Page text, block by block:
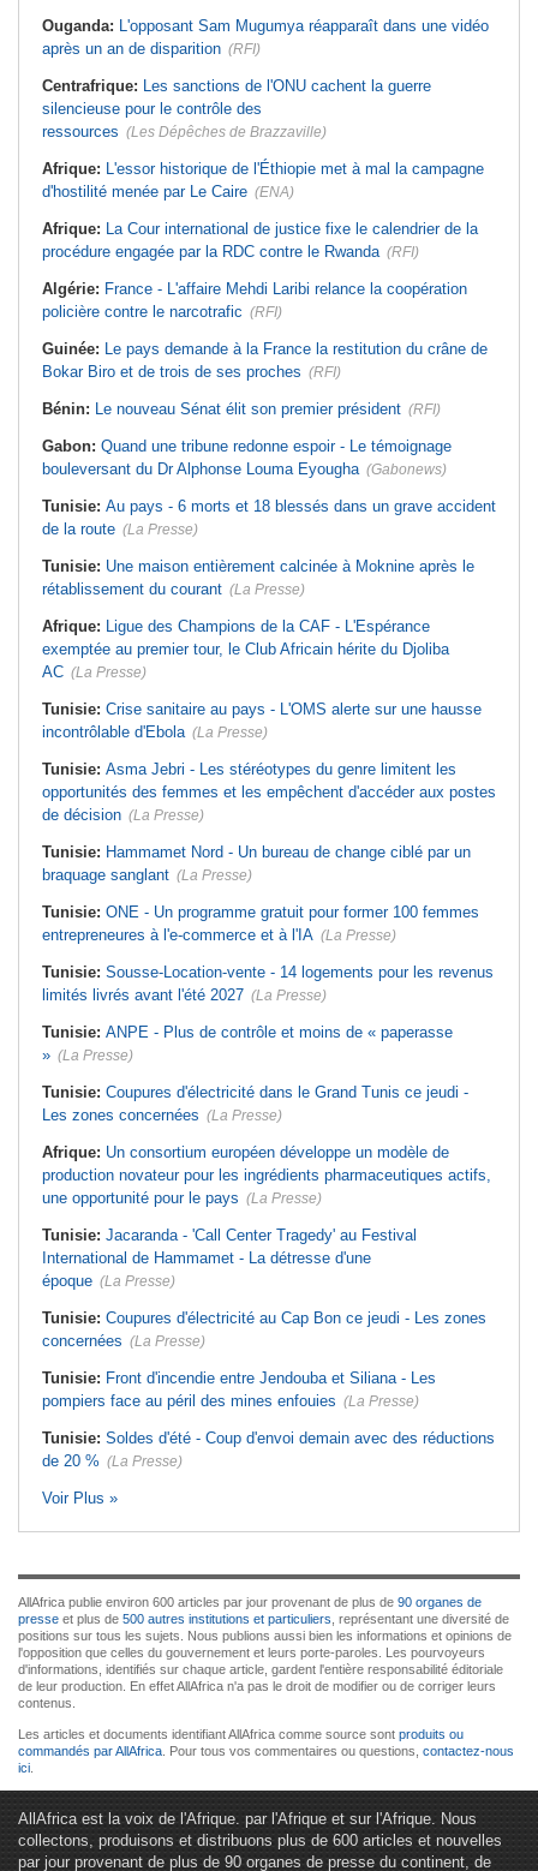
Ouganda: L'opposant Sam Mugumya réapparaît dans une vidéo
après un an de disparition (RFI)
Centrafrique: Les sanctions de l'ONU cachent la guerre
silencieuse pour le contrôle des
ressources (Les Dépêches de Brazzaville)
Afrique: L'essor historique de l'Éthiopie met à mal la campagne
d'hostilité menée par Le Caire (ENA)
Afrique: La Cour international de justice fixe le calendrier de la
procédure engagée par la RDC contre le Rwanda (RFI)
Algérie: France - L'affaire Mehdi Laribi relance la coopération
policière contre le narcotrafic (RFI)
Guinée: Le pays demande à la France la restitution du crâne de
Bokar Biro et de trois de ses proches (RFI)
Bénin: Le nouveau Sénat élit son premier président (RFI)
Gabon: Quand une tribune redonne espoir - Le témoignage
bouleversant du Dr Alphonse Louma Eyougha (Gabonews)
Tunisie: Au pays - 6 morts et 18 blessés dans un grave accident
de la route (La Presse)
Tunisie: Une maison entièrement calcinée à Moknine après le
rétablissement du courant (La Presse)
Afrique: Ligue des Champions de la CAF - L'Espérance
exemptée au premier tour, le Club Africain hérite du Djoliba
AC (La Presse)
Tunisie: Crise sanitaire au pays - L'OMS alerte sur une hausse
incontrôlable d'Ebola (La Presse)
Tunisie: Asma Jebri - Les stéréotypes du genre limitent les
opportunités des femmes et les empêchent d'accéder aux postes
de décision (La Presse)
Tunisie: Hammamet Nord - Un bureau de change ciblé par un
braquage sanglant (La Presse)
Tunisie: ONE - Un programme gratuit pour former 100 femmes
entrepreneures à l'e-commerce et à l'IA (La Presse)
Tunisie: Sousse-Location-vente - 14 logements pour les revenus
limités livrés avant l'été 2027 (La Presse)
Tunisie: ANPE - Plus de contrôle et moins de « paperasse
» (La Presse)
Tunisie: Coupures d'électricité dans le Grand Tunis ce jeudi -
Les zones concernées (La Presse)
Afrique: Un consortium européen développe un modèle de
production novateur pour les ingrédients pharmaceutiques actifs,
une opportunité pour le pays (La Presse)
Tunisie: Jacaranda - 'Call Center Tragedy' au Festival
International de Hammamet - La détresse d'une
époque (La Presse)
Tunisie: Coupures d'électricité au Cap Bon ce jeudi - Les zones
concernées (La Presse)
Tunisie: Front d'incendie entre Jendouba et Siliana - Les
pompiers face au péril des mines enfouies (La Presse)
Tunisie: Soldes d'été - Coup d'envoi demain avec des réductions
de 20 % (La Presse)
Voir Plus »
AllAfrica publie environ 600 articles par jour provenant de plus de 90 organes de
presse et plus de 500 autres institutions et particuliers , représentant une diversité de
positions sur tous les sujets. Nous publions aussi bien les informations et opinions de
l'opposition que celles du gouvernement et leurs porte-paroles. Les pourvoyeurs
d'informations, identifiés sur chaque article, gardent l'entière responsabilité éditoriale
de leur production. En effet AllAfrica n'a pas le droit de modifier ou de corriger leurs
contenus.
Les articles et documents identifiant AllAfrica comme source sont produits ou
commandés par AllAfrica . Pour tous vos commentaires ou questions, contactez-nous
ici
AllAfrica est la voix de l'Afrique. par l'Afrique et sur l'Afrique. Nous
collectons, produisons et distribuons plus de 600 articles et nouvelles
par jour provenant de plus de 90 organes de presse du continent, de